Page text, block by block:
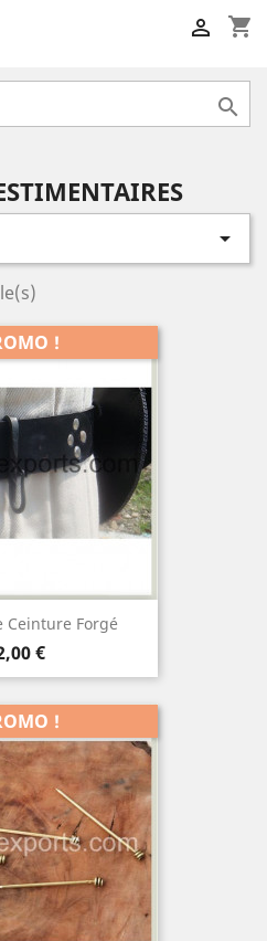
shopping_cart



Ceinture Forgé
€
!
!